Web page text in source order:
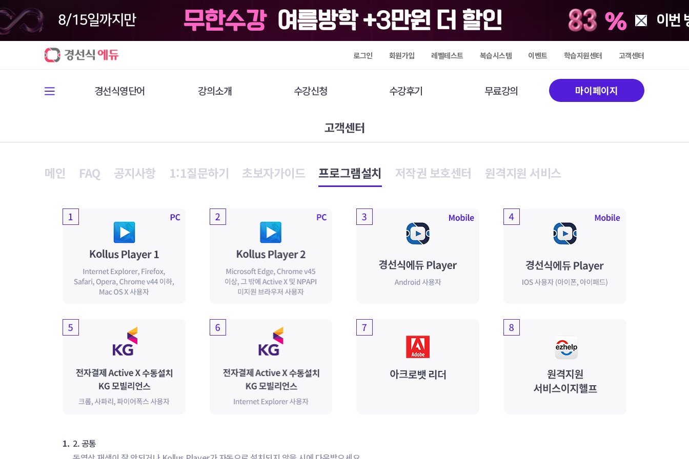
로그인 회원가입 레벨테스트 복습시스템 이벤트 학습지원센터 고객센터
경선식영단어 강의소개 수강신청 수강후기 무료강의 마이페이지
고객센터
메인 FAQ 공지사항 1:1질문하기 초보자가이드 프로그램설치 저작권 보호센터 원격지원 서비스
1. 2. 공통